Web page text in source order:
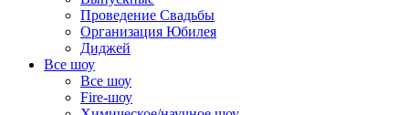
Проведение Свадьбы
Организация Юбилея
Диджей
Все шоу
Все шоу
Fire-шоу